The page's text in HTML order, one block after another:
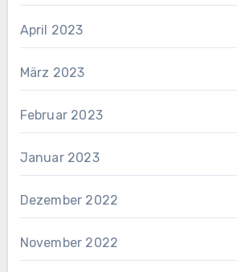
April 2023
März 2023
Februar 2023
Januar 2023
Dezember 2022
November 2022